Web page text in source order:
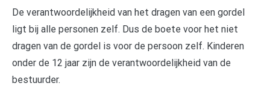
De verantwoordelijkheid van het dragen van een gordel
ligt bij alle personen zelf. Dus de boete voor het niet
dragen van de gordel is voor de persoon zelf. Kinderen
onder de 12 jaar zijn de verantwoordelijkheid van de
bestuurder.